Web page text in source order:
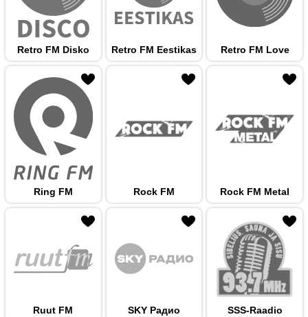
Retro FM Disko Retro FM Eestikas Retro FM Love
Ring FM Rock FM Rock FM Metal
Ruut FM SKY Радио SSS-Raadio